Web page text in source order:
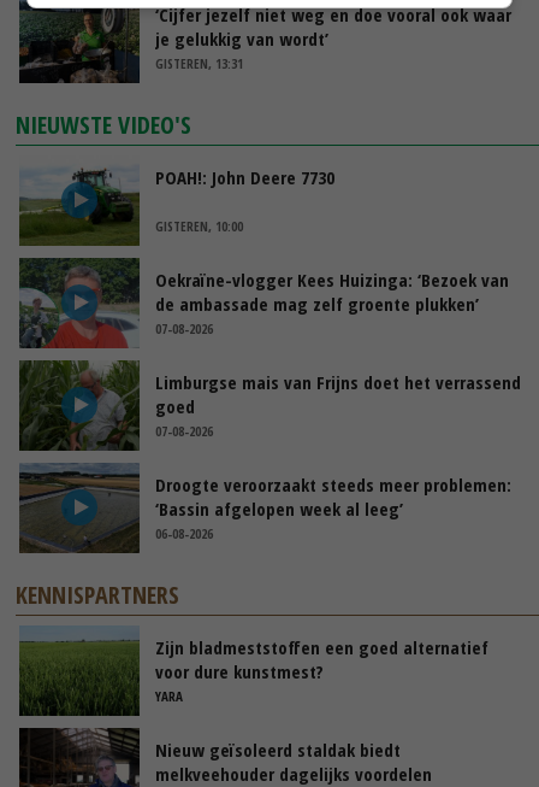
‘Cijfer jezelf niet weg en doe vooral ook waar
je gelukkig van wordt’
GISTEREN, 13:31
NIEUWSTE VIDEO'S
POAH!: John Deere 7730
GISTEREN, 10:00
Oekraïne-vlogger Kees Huizinga: ‘Bezoek van
de ambassade mag zelf groente plukken’
07-08-2026
Limburgse mais van Frijns doet het verrassend
goed
07-08-2026
Droogte veroorzaakt steeds meer problemen:
‘Bassin afgelopen week al leeg’
06-08-2026
KENNISPARTNERS
Zijn bladmeststoffen een goed alternatief
voor dure kunstmest?
YARA
Nieuw geïsoleerd staldak biedt
melkveehouder dagelijks voordelen